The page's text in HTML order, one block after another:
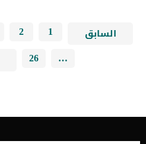
السابق 1
2
…
26